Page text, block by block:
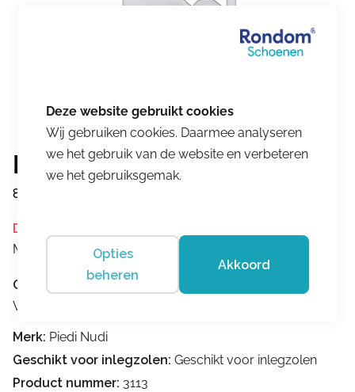
Piedi Nudi
839221PN
Dit product is momenteel niet op voorraad.
Merk:
Piedi Nudi
Omschrijving
Wijdtemaat:G
Merk: Piedi Nudi
Geschikt voor inlegzolen: Geschikt voor inlegzolen
Product nummer: 3113
Wij gebruiken cookies. Daarmee analyseren
we het gebruik van de website en verbeteren
we het gebruiksgemak.
Opties
beheren
Akkoord